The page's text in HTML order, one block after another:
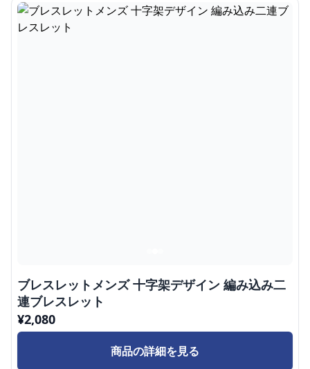
ブレスレットメンズ 十字架デザイン 編み込み二
連ブレスレット
¥2,080
商品の詳細を見る